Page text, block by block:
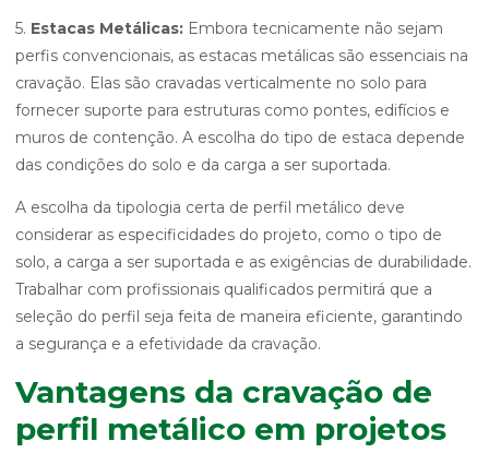
5. Estacas Metálicas: Embora tecnicamente não sejam
perfis convencionais, as estacas metálicas são essenciais na
cravação. Elas são cravadas verticalmente no solo para
fornecer suporte para estruturas como pontes, edifícios e
muros de contenção. A escolha do tipo de estaca depende
das condições do solo e da carga a ser suportada.
A escolha da tipologia certa de perfil metálico deve
considerar as especificidades do projeto, como o tipo de
solo, a carga a ser suportada e as exigências de durabilidade.
Trabalhar com profissionais qualificados permitirá que a
seleção do perfil seja feita de maneira eficiente, garantindo
a segurança e a efetividade da cravação.
Vantagens da cravação de
perfil metálico em projetos